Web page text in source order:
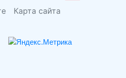
Карта сайта